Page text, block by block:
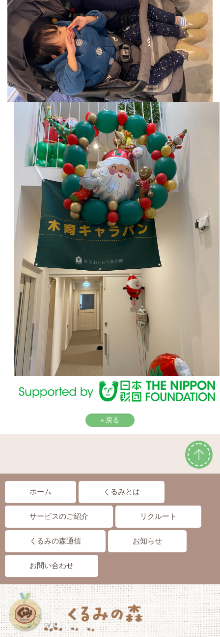
« 戻る
ホーム くるみとは
サービスのご紹介 リクルート
くるみの森通信 お知らせ
お問い合わせ